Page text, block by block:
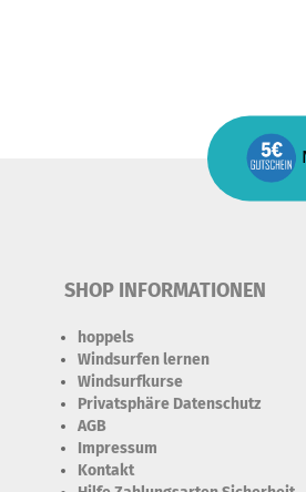
SHOP INFORMATIONEN
hoppels
Windsurfen lernen
Windsurfkurse
Privatsphäre Datenschutz
AGB
Impressum
Kontakt